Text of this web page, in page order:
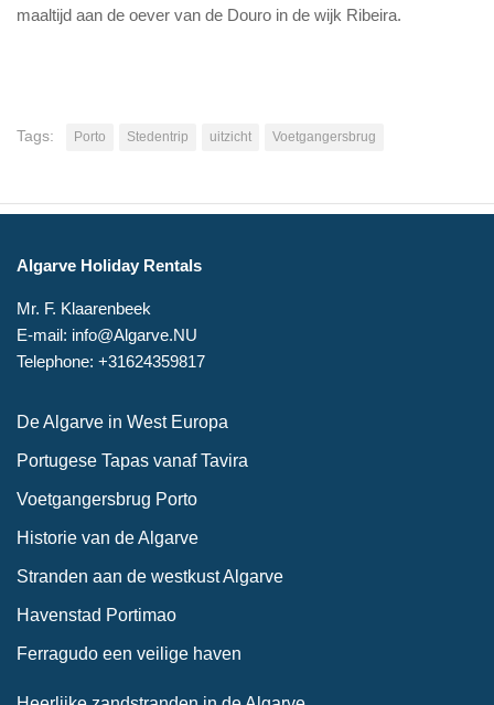
maaltijd aan de oever van de Douro in de wijk Ribeira.
Tags: Porto Stedentrip uitzicht Voetgangersbrug
Algarve Holiday Rentals
Mr. F. Klaarenbeek
E-mail: info@Algarve.NU
Telephone: +31624359817
De Algarve in West Europa
Portugese Tapas vanaf Tavira
Voetgangersbrug Porto
Historie van de Algarve
Stranden aan de westkust Algarve
Havenstad Portimao
Ferragudo een veilige haven